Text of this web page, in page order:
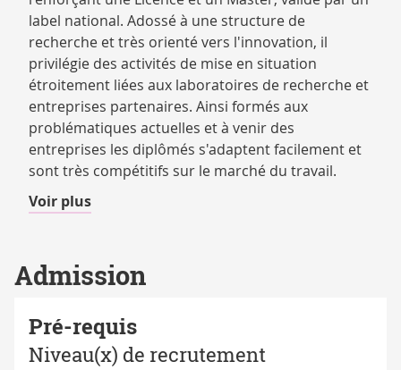
label national. Adossé à une structure de
recherche et très orienté vers l'innovation, il
privilégie des activités de mise en situation
étroitement liées aux laboratoires de recherche et
entreprises partenaires. Ainsi formés aux
problématiques actuelles et à venir des
entreprises les diplômés s'adaptent facilement et
sont très compétitifs sur le marché du travail.
Voir plusde
Admission
Pré-requis
Niveau(x) de recrutement